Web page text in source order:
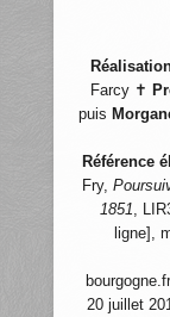
Farcy ✝
puis
Référence
Fry,
1851,
ligne],
20 juillet